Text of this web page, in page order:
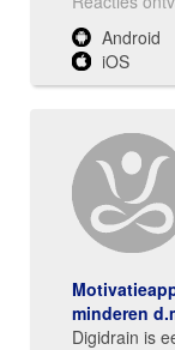
Android
iOS
minderen
Digidrain is